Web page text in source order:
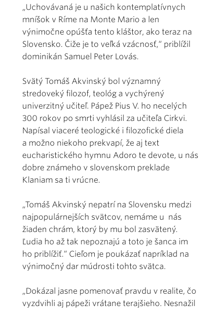
„Uchovávaná je u našich kontemplatívnych
mníšok v Ríme na Monte Mario a len
výnimočne opúšťa tento kláštor, ako teraz na
Slovensko. Čiže je to veľká vzácnosť,“ priblížil
dominikán Samuel Peter Lovás.
Svätý Tomáš Akvinský bol významný
stredoveký filozof, teológ a vychýrený
univerzitný učiteľ. Pápež Pius V. ho necelých
300 rokov po smrti vyhlásil za učiteľa Cirkvi.
Napísal viaceré teologické i filozofické diela
a možno niekoho prekvapí, že aj text
eucharistického hymnu Adoro te devote, u nás
dobre známeho v slovenskom preklade
Klaniam sa ti vrúcne.
„Tomáš Akvinský nepatrí na Slovensku medzi
najpopulárnejších svätcov, nemáme u nás
žiaden chrám, ktorý by mu bol zasvätený.
Ľudia ho až tak nepoznajú a toto je šanca im
ho priblížiť.“ Cieľom je poukázať napríklad na
výnimočný dar múdrosti tohto svätca.
„Dokázal jasne pomenovať pravdu v realite, čo
vyzdvihli aj pápeži vrátane terajšieho. Nesnažil